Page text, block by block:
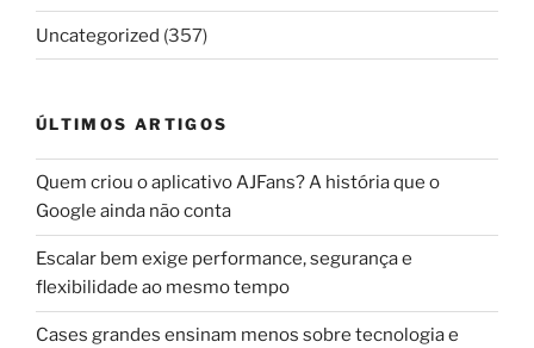
Uncategorized (357)
ÚLTIMOS ARTIGOS
Quem criou o aplicativo AJFans? A história que o
Google ainda não conta
Escalar bem exige performance, segurança e
flexibilidade ao mesmo tempo
Cases grandes ensinam menos sobre tecnologia e